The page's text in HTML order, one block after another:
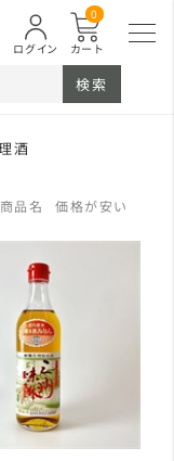
カート
0
ログイン
検索
酒
商品名 価格が安い